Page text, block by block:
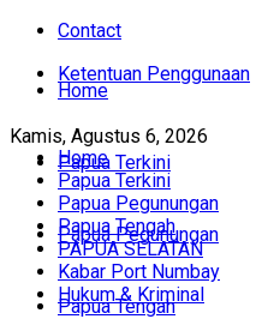
Contact
Ketentuan Penggunaan
Kamis, Agustus 6, 2026
Home
Papua Terkini
Papua Pegunungan
Papua Tengah
Home
Papua Terkini
Papua Pegunungan
Papua Tengah
PAPUA SELATAN
Kabar Port Numbay
Hukum & Kriminal